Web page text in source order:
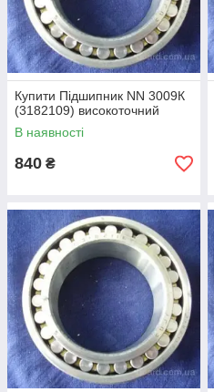
Купити Підшипник NN 3009К
(3182109) високоточний
В наявності
840 ₴